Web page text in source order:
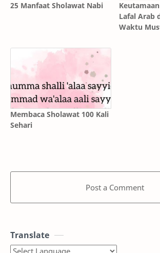
25 Manfaat Sholawat Nabi
Lafal Arab
Waktu
Membaca Sholawat 100 Kali
Sehari
Post a Comment
Translate